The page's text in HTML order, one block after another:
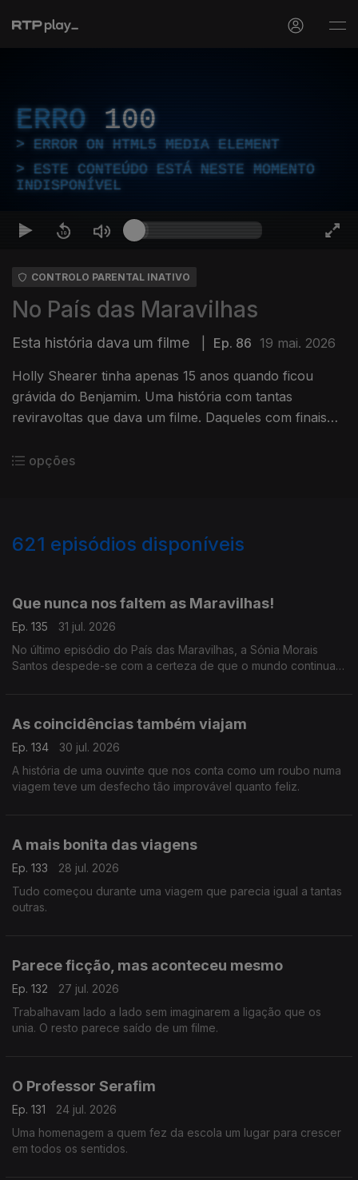
ERRO 100
ERROR ON HTML5 MEDIA ELEMENT
ESTE CONTEÚDO ESTÁ NESTE MOMENTO
INDISPONÍVEL
CONTROLO PARENTAL INATIVO
No País das Maravilhas
Esta história dava um filme Ep. 86 19 mai. 2026
Holly Shearer tinha apenas 15 anos quando ficou
grávida do Benjamim. Uma história com tantas
reviravoltas que dava um filme. Daqueles com finais
opções
621 episódios disponíveis
Que nunca nos faltem as Maravilhas!
Ep. 135
31 jul. 2026
No último episódio do País das Maravilhas, a Sónia Morais
Santos despede-se com a certeza de que o mundo continua
As coincidências também viajam
Ep. 134
30 jul. 2026
A história de uma ouvinte que nos conta como um roubo numa
viagem teve um desfecho tão improvável quanto feliz.
A mais bonita das viagens
Ep. 133
28 jul. 2026
Tudo começou durante uma viagem que parecia igual a tantas
outras.
Parece ficção, mas aconteceu mesmo
Ep. 132
27 jul. 2026
Trabalhavam lado a lado sem imaginarem a ligação que os
unia. O resto parece saído de um filme.
O Professor Serafim
Ep. 131
24 jul. 2026
Uma homenagem a quem fez da escola um lugar para crescer
em todos os sentidos.